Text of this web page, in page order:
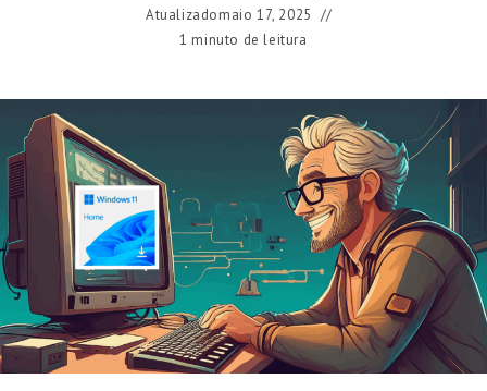
Atualizadomaio 17, 2025
1 minuto de leitura